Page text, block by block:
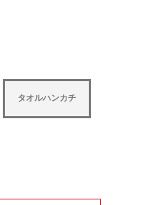
タオルハンカチ